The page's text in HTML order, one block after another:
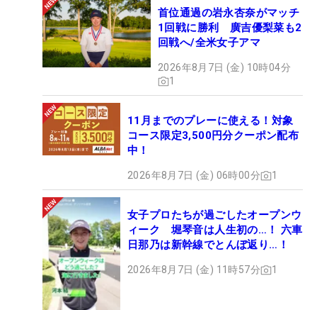
首位通過の岩永杏奈がマッチ
1回戦に勝利 廣吉優梨菜も2
回戦へ/全米女子アマ
2026年8月7日 (金) 10時04分
1
11月までのプレーに使える！対象
コース限定3,500円分クーポン配布
中！
2026年8月7日 (金) 06時00分 1
女子プロたちが過ごしたオープンウ
ィーク 堀琴音は人生初の…！ 六車
日那乃は新幹線でとんぼ返り…！
2026年8月7日 (金) 11時57分 1